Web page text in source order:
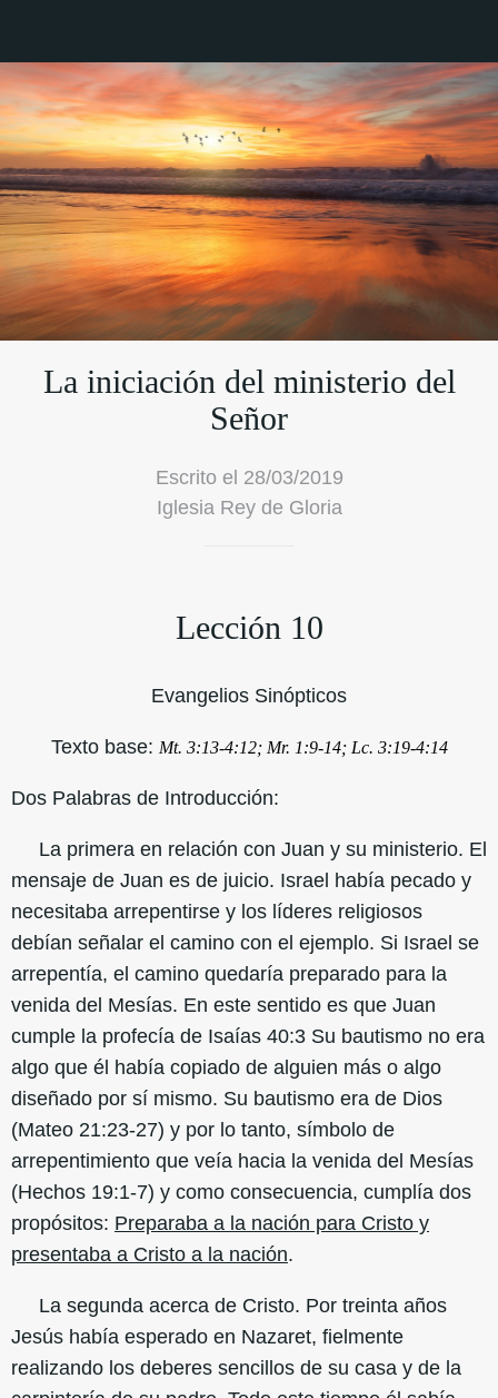
La iniciación del ministerio del
Señor
Escrito el 28/03/2019
Iglesia Rey de Gloria
Lección 10
Evangelios Sinópticos
Texto base: Mt. 3:13-4:12; Mr. 1:9-14; Lc. 3:19-4:14
Dos Palabras de Introducción:
La primera en relación con Juan y su ministerio. El
mensaje de Juan es de juicio. Israel había pecado y
necesitaba arrepentirse y los líderes religiosos
debían señalar el camino con el ejemplo. Si Israel se
arrepentía, el camino quedaría preparado para la
venida del Mesías. En este sentido es que Juan
cumple la profecía de Isaías 40:3 Su bautismo no era
algo que él había copiado de alguien más o algo
diseñado por sí mismo. Su bautismo era de Dios
(Mateo 21:23-27) y por lo tanto, símbolo de
arrepentimiento que veía hacia la venida del Mesías
(Hechos 19:1-7) y como consecuencia, cumplía dos
propósitos: Preparaba a la nación para Cristo y
presentaba a Cristo a la nación.
La segunda acerca de Cristo. Por treinta años
Jesús había esperado en Nazaret, fielmente
realizando los deberes sencillos de su casa y de la